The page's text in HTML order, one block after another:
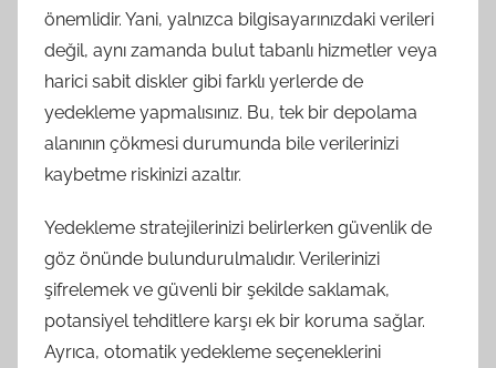
önemlidir. Yani, yalnızca bilgisayarınızdaki verileri
değil, aynı zamanda bulut tabanlı hizmetler veya
harici sabit diskler gibi farklı yerlerde de
yedekleme yapmalısınız. Bu, tek bir depolama
alanının çökmesi durumunda bile verilerinizi
kaybetme riskinizi azaltır.
Yedekleme stratejilerinizi belirlerken güvenlik de
göz önünde bulundurulmalıdır. Verilerinizi
şifrelemek ve güvenli bir şekilde saklamak,
potansiyel tehditlere karşı ek bir koruma sağlar.
Ayrıca, otomatik yedekleme seçeneklerini